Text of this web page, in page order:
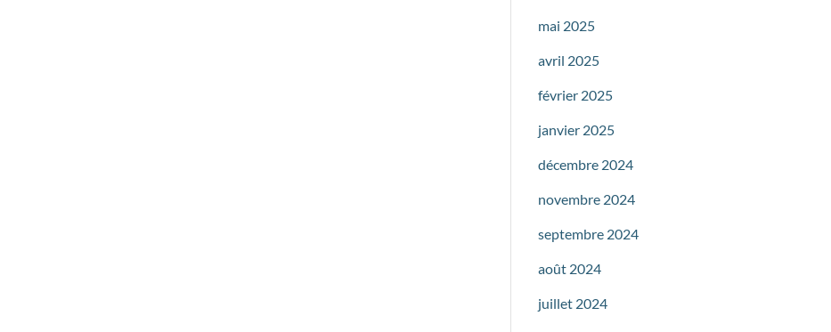
mai 2025
avril 2025
février 2025
janvier 2025
décembre 2024
novembre 2024
septembre 2024
août 2024
juillet 2024